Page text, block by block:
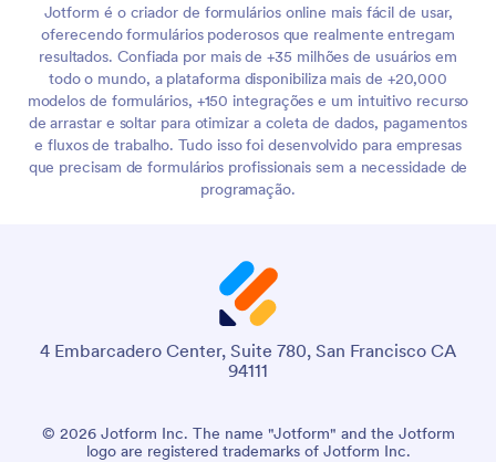
Jotform é o criador de formulários online mais fácil de usar,
oferecendo formulários poderosos que realmente entregam
resultados. Confiada por mais de +35 milhões de usuários em
todo o mundo, a plataforma disponibiliza mais de +20,000
modelos de formulários, +150 integrações e um intuitivo recurso
de arrastar e soltar para otimizar a coleta de dados, pagamentos
e fluxos de trabalho. Tudo isso foi desenvolvido para empresas
que precisam de formulários profissionais sem a necessidade de
programação.
4 Embarcadero Center, Suite 780, San Francisco CA
94111
© 2026 Jotform Inc. The name "Jotform" and the Jotform
logo are registered trademarks of Jotform Inc.